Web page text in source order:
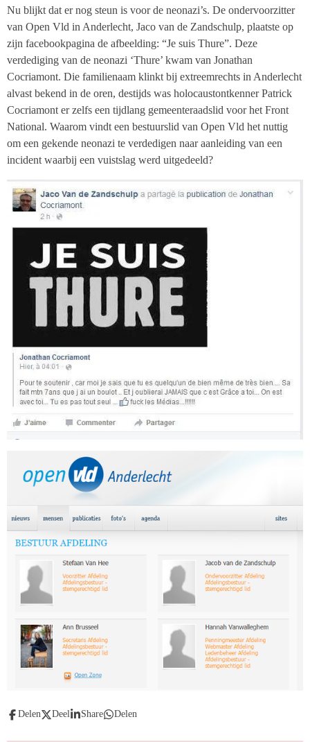
Nu blijkt dat er nog steun is voor de neonazi’s. De ondervoorzitter
van Open Vld in Anderlecht, Jaco van de Zandschulp, plaatste op
zijn facebookpagina de afbeelding: “Je suis Thure”. Deze
verdediging van de neonazi ‘Thure’ kwam van Jonathan
Cocriamont. Die familienaam klinkt bij extreemrechts in Anderlecht
alvast bekend in de oren, destijds was holocaustontkenner Patrick
Cocriamont er zelfs een tijdlang gemeenteraadslid voor het Front
National. Waarom vindt een bestuurslid van Open Vld het nuttig
om een gekende neonazi te verdedigen naar aanleiding van een
incident waarbij een vuistslag werd uitgedeeld?
Delen Deel Share Delen